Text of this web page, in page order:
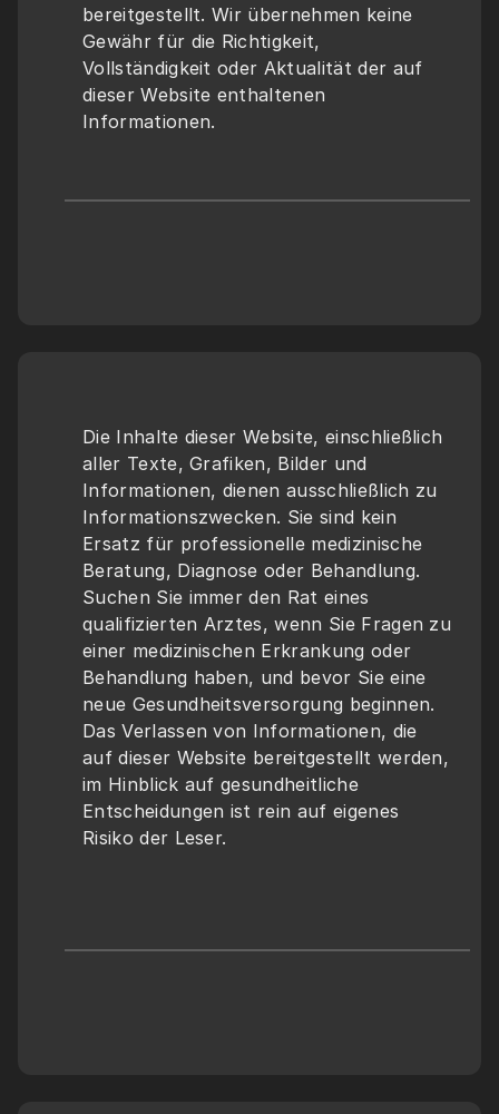
bereitgestellt. Wir übernehmen keine
Gewähr für die Richtigkeit,
Vollständigkeit oder Aktualität der auf
dieser Website enthaltenen
Informationen.
Die Inhalte dieser Website, einschließlich
aller Texte, Grafiken, Bilder und
Informationen, dienen ausschließlich zu
Informationszwecken. Sie sind kein
Ersatz für professionelle medizinische
Beratung, Diagnose oder Behandlung.
Suchen Sie immer den Rat eines
qualifizierten Arztes, wenn Sie Fragen zu
einer medizinischen Erkrankung oder
Behandlung haben, und bevor Sie eine
neue Gesundheitsversorgung beginnen.
Das Verlassen von Informationen, die
auf dieser Website bereitgestellt werden,
im Hinblick auf gesundheitliche
Entscheidungen ist rein auf eigenes
Risiko der Leser.